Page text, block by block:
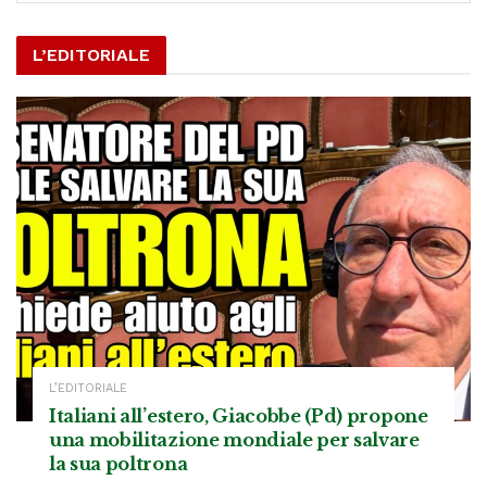
L’EDITORIALE
L’EDITORIALE
Italiani all’estero, Giacobbe (Pd) propone
una mobilitazione mondiale per salvare
la sua poltrona